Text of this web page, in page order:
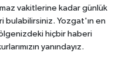
vakitlerine kadar günlük
bulabilirsiniz. Yozgat'ın en
hiçbir haberi
yanındayız.